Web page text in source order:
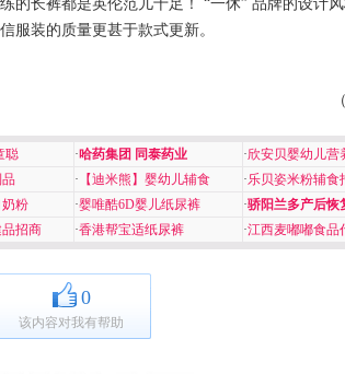
的长裤都是英伦范儿十足！ “一休” 品牌的设计
服装的质量更甚于款式更新。
聪 ·哈药集团 同泰药业 ·欣安贝婴幼儿营
品 · 【迪米熊】婴幼儿辅食 ·乐贝姿米粉辅食
粉 ·婴唯酷6D婴儿纸尿裤 ·骄阳兰多产后恢
招商 ·香港帮宝适纸尿裤 ·江西麦嘟嘟食品
0
该内容对我有帮助